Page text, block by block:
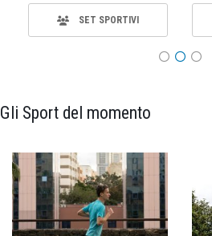
SET SPORTIVI
Gli Sport del momento